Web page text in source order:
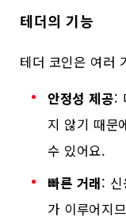
테더의 기능
테더 코인은 여러
안정성 제공:
지 않기 때문
수 있어요.
빠른 거래: 신
가 이루어지